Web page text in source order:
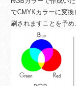
でCMYKカラーに変
刷されますことを予